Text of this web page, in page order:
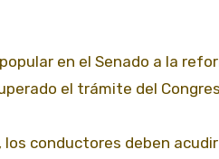
en el Senado a la
el trámite del
conductores deben